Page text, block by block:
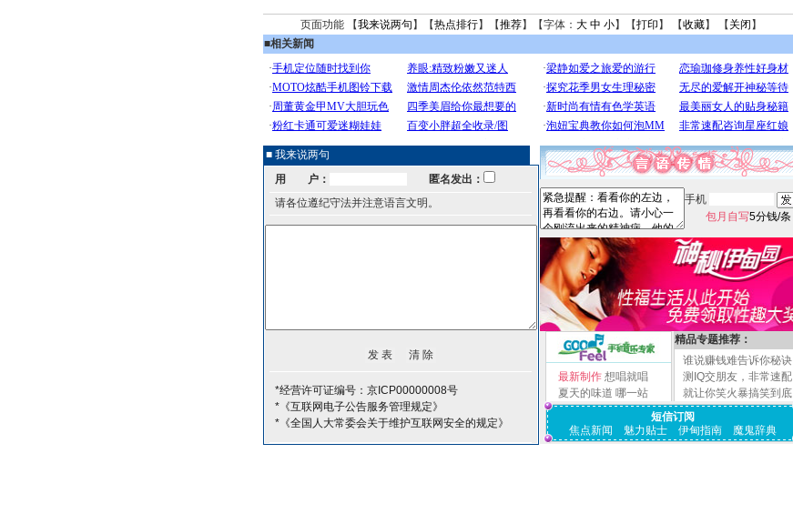
页面功能 【我来说两句 】【热点排行】【推荐】【字体： 大 中 小】【打印 】 【收藏】 【 关闭 】
■相关新闻
■ 我来说两句
用 户：
匿名发出：
请各位遵纪守法并注意语言文明。
*经营许可证编号：京ICP00000008号
*《互联网电子公告服务管理规定》
*《全国人大常委会关于维护互联网安全的规定》
手机
包月自写5分钱/条
最新制作 想唱就唱
夏天的味道 哪一站
精品专题推荐：
谁说赚钱难告诉你秘诀
测IQ交朋友，非常速配
就让你笑火暴搞笑到底
短信订阅
焦点新闻
魅力贴士 伊甸指南 魔鬼辞典